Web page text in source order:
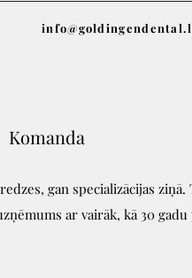
Komanda
gan specializācijas
ar vairāk, kā 30